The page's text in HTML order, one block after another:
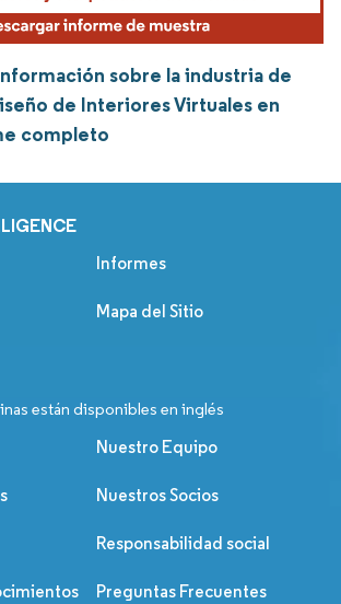
sobre la industria de
de Interiores Virtuales en
completo
Informes
Mapa del Sitio
están disponibles en inglés
Nuestro Equipo
Nuestros Socios
Responsabilidad social
Preguntas Frecuentes